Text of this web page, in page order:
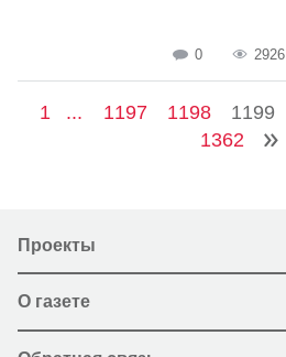
0 2926
1 ... 1197 1198 1199
1362
Проекты
О газете